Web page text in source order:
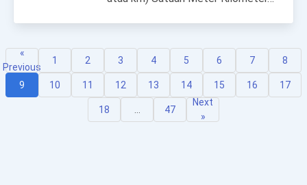
«
Previous
1 2 3 4 5 6 7 8
9 10 11 12 13 14 15 16 17
18 47
Next
»